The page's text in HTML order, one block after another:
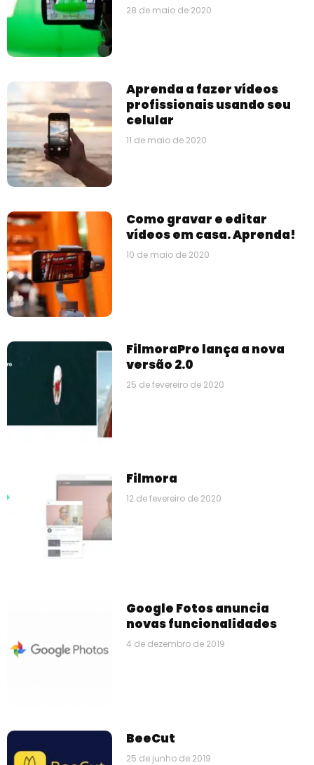
28 de maio de 2020
Aprenda a fazer vídeos
profissionais usando seu
celular
11 de maio de 2020
Como gravar e editar
vídeos em casa. Aprenda!
10 de maio de 2020
FilmoraPro lança a nova
versão 2.0
25 de fevereiro de 2020
Filmora
12 de fevereiro de 2020
Google Fotos anuncia
novas funcionalidades
4 de dezembro de 2019
BeeCut
25 de junho de 2019